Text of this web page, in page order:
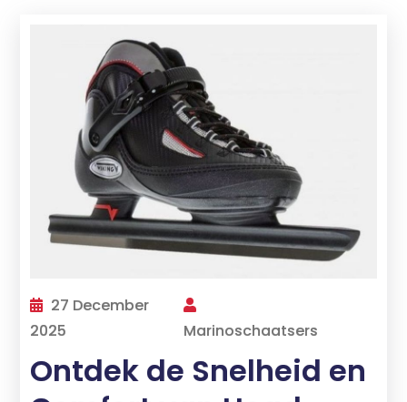
27 December
2025
Marinoschaatsers
Ontdek de Snelheid en